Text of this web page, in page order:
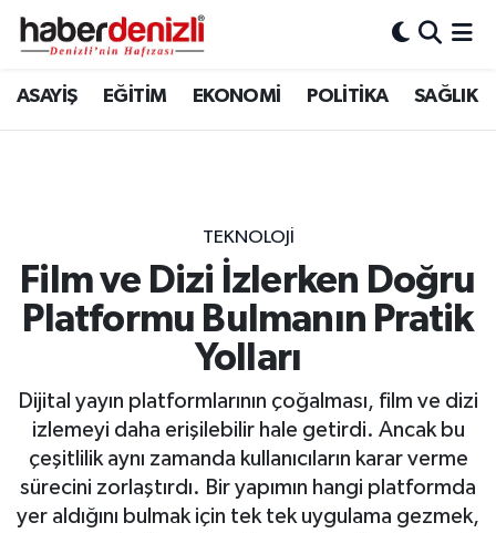
ASAYİŞ EĞİTİM EKONOMİ POLİTİKA SAĞLIK
TEKNOLOJİ
Film ve Dizi İzlerken Doğru
Platformu Bulmanın Pratik
Yolları
Dijital yayın platformlarının çoğalması, film ve dizi
izlemeyi daha erişilebilir hale getirdi. Ancak bu
çeşitlilik aynı zamanda kullanıcıların karar verme
sürecini zorlaştırdı. Bir yapımın hangi platformda
yer aldığını bulmak için tek tek uygulama gezmek,
Denizli Nöbetçi Eczaneler
Puan Durumu ve Fikstür
Tüm Manşetler
Son Dakika Haberleri
Haber Arşivi